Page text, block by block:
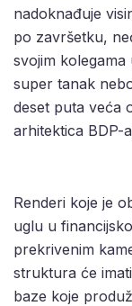
nadoknađuje
po završetku,
svojim
super tanak
deset puta veća
arhitektica BDP-
Renderi koje je
uglu u
prekrivenim
struktura će
baze koje